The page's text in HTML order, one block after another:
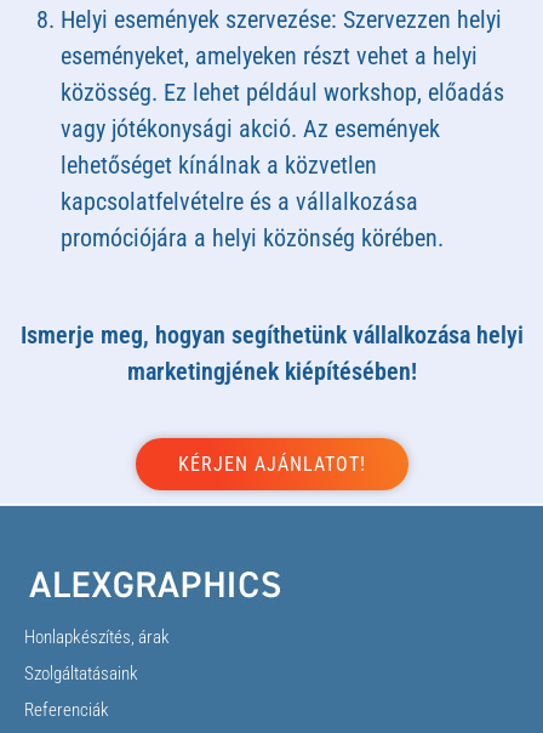
Helyi események szervezése: Szervezzen helyi
eseményeket, amelyeken részt vehet a helyi
közösség. Ez lehet például workshop, előadás
vagy jótékonysági akció. Az események
lehetőséget kínálnak a közvetlen
kapcsolatfelvételre és a vállalkozása
promóciójára a helyi közönség körében.
Ismerje meg, hogyan segíthetünk vállalkozása helyi
marketingjének kiépítésében!
Honlapkészítés, árak
Szolgáltatásaink
Referenciák